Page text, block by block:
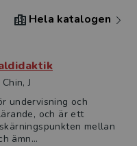
Hela katalogen
J
undervisning och
och är ett
mellan
ämn...